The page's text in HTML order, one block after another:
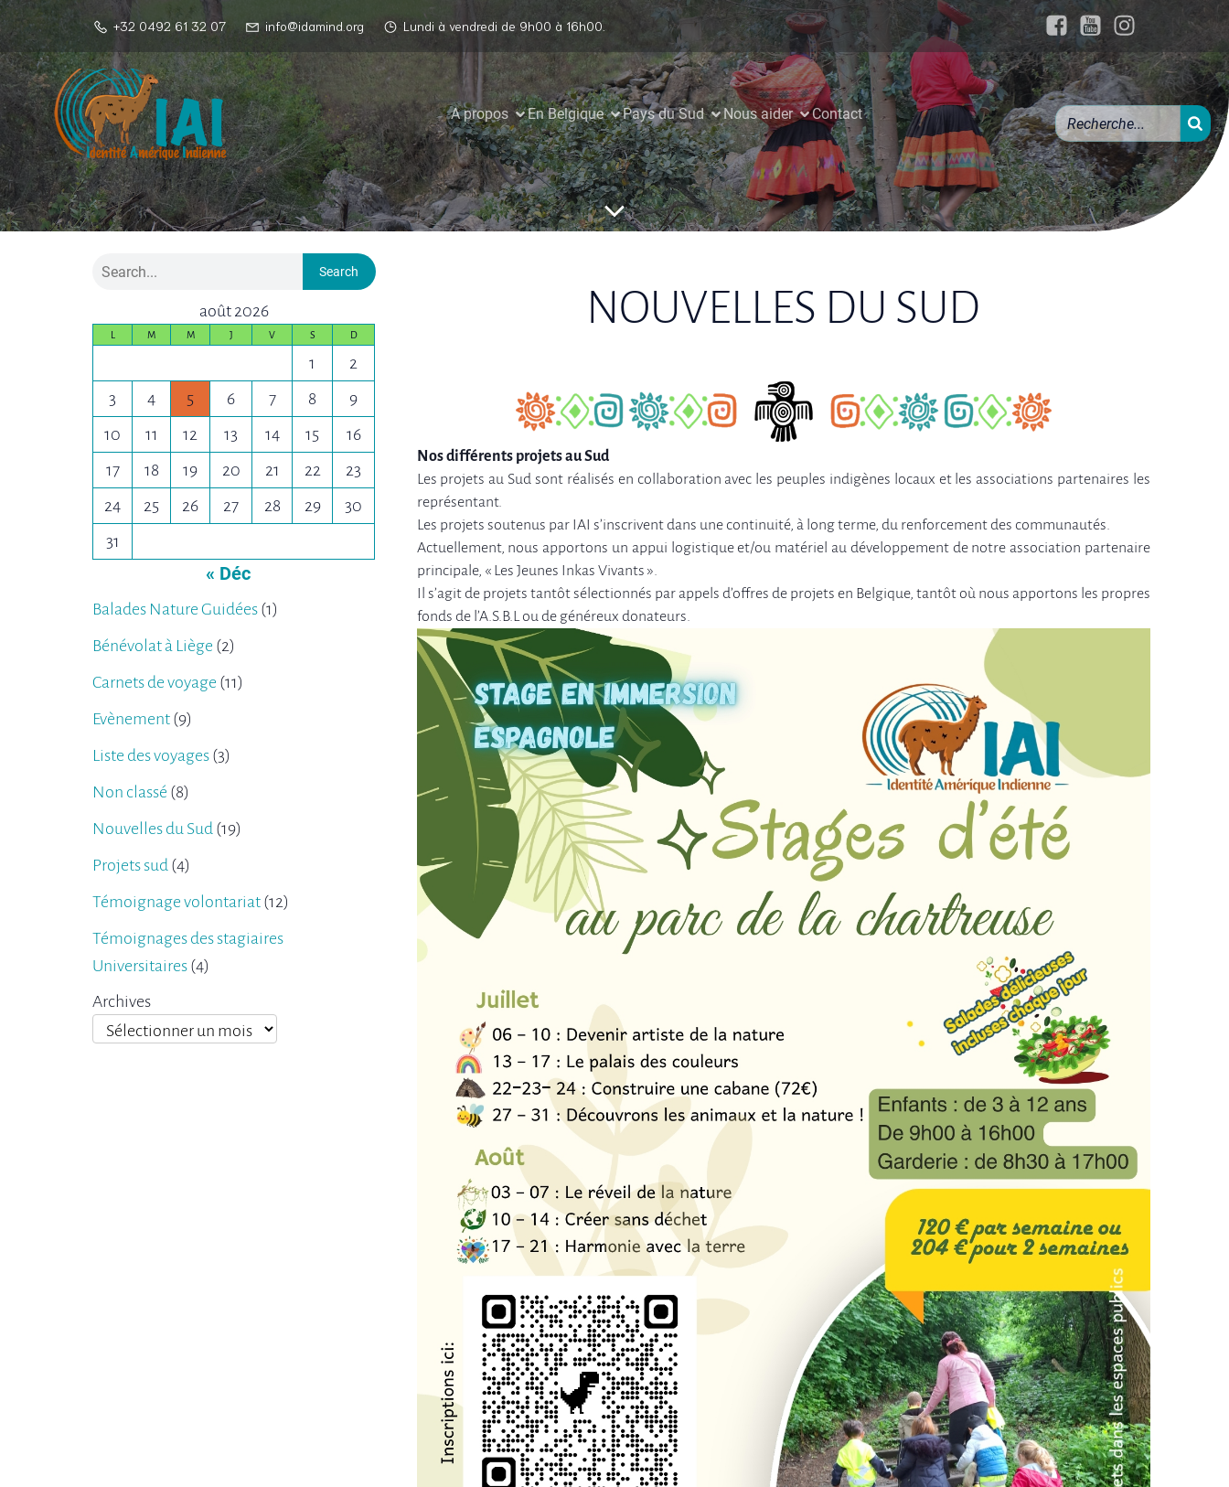
+32 0492 61 32 07 info@idamind.org Lundi à vendredi de 9h00 à 16h00.
A propos En Belgique Pays du Sud Nous aider Contact
Search
août 2026
L M M J V S D
1
2
3
4 5 6 7 8
9
10
11 12 13 14 15
16
17
18 19 20 21 22
23
24
25 26 27 28 29
30
31
« Déc
Balades Nature Guidées (1)
Bénévolat à Liège (2)
Carnets de voyage (11)
Evènement (9)
Liste des voyages (3)
Non classé (8)
Nouvelles du Sud (19)
Projets sud (4)
Témoignage volontariat (12)
Témoignages des stagiaires
Universitaires (4)
Archives
NOUVELLES DU SUD
Nos différents projets au Sud
Les projets au Sud sont réalisés en collaboration avec les peuples indigènes locaux et les associations partenaires les
représentant.
Les projets soutenus par IAI s’inscrivent dans une continuité, à long terme, du renforcement des communautés.
Actuellement, nous apportons un appui logistique et/ou matériel au développement de notre association partenaire
principale, « Les Jeunes Inkas Vivants ».
Il s’agit de projets tantôt sélectionnés par appels d’offres de projets en Belgique, tantôt où nous apportons les propres
fonds de l’A.S.B.L ou de généreux donateurs.